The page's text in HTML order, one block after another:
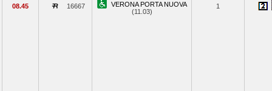
08.45 16667
VERONA PORTA NUOVA
(11.03)
1